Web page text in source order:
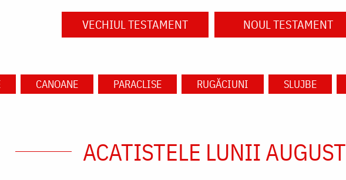
VECHIUL TESTAMENT NOUL TESTAMENT
CANOANE PARACLISE RUGĂCIUNI SLUJBE
ACATISTELE LUNII AUGUST